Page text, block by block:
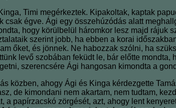
Timi megérkeztek. Kipakoltak, kaptak
csak égve. Ági egy összehúzódás alatt
hogy körülbelül háromkor lesz majd
szerint jobb, ha ebben a korai
őket, és jönnek. Ne habozzak szólni, ha
levő szobában feküdt le, bár előtte
szerencsére Ági hangosan kimondta a
közben, ahogy Ági és Kinga kérdezgette
de kimondani nem akartam, nem tudtam,
a papírzacskó zörgését, azt, ahogy lent